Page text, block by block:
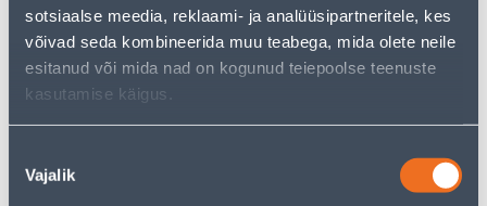
sotsiaalse meedia, reklaami- ja analüüsipartneritele, kes
võivad seda kombineerida muu teabega, mida olete neile
esitanud või mida nad on kogunud teiepoolse teenuste
kasutamise käigus.
valik
Vajalik
AIATÖÖRIISTADE 2-
OSALINE KOMPLEKT
CELLFAST ERGO
10
KÜHVEL VIHMAVEERENNI
PUHASTAMISEKS TARMO
2